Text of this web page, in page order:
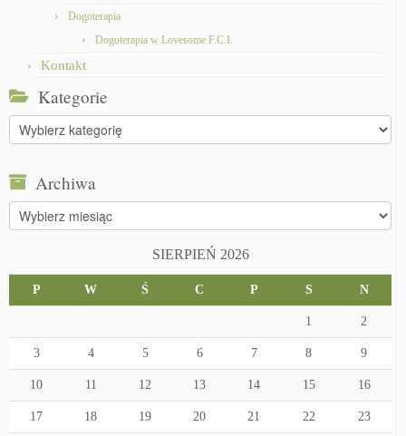
Dogoterapia
Dogoterapia w Lovesome F.C.I.
Kontakt
Kategorie
Kategorie
Archiwa
Archiwa
SIERPIEŃ 2026
P W Ś C P S N
1 2
3 4 5 6 7 8 9
10 11 12 13 14 15 16
17 18 19 20 21 22 23